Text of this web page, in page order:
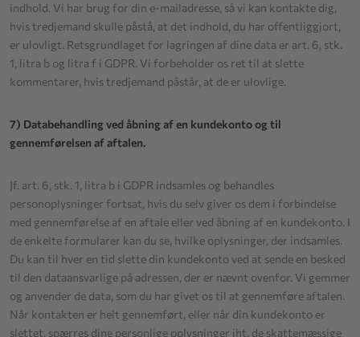
indhold. Vi har brug for din e-mailadresse, så vi kan kontakte dig,
hvis tredjemand skulle påstå, at det indhold, du har offentliggjort,
er ulovligt. Retsgrundlaget for lagringen af dine data er art. 6, stk.
1, litra b og litra f i GDPR. Vi forbeholder os ret til at slette
kommentarer, hvis tredjemand påstår, at de er ulovlige.
7) Databehandling ved åbning af en kundekonto og til
gennemførelsen af aftalen.
Jf. art. 6, stk. 1, litra b i GDPR indsamles og behandles
personoplysninger fortsat, hvis du selv giver os dem i forbindelse
med gennemførelse af en aftale eller ved åbning af en kundekonto. I
de enkelte formularer kan du se, hvilke oplysninger, der indsamles.
Du kan til hver en tid slette din kundekonto ved at sende en besked
til den dataansvarlige på adressen, der er nævnt ovenfor. Vi gemmer
og anvender de data, som du har givet os til at gennemføre aftalen.
Når kontakten er helt gennemført, eller når din kundekonto er
slettet, spærres dine personlige oplysninger iht. de skattemæssige